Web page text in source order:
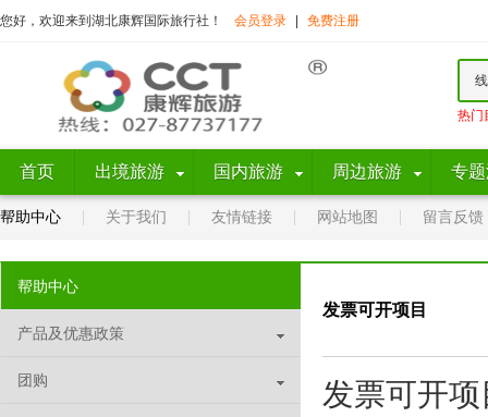
您好，欢迎来到湖北康辉国际旅行社！ 会员登录 免费注册
热门
首页 出境旅游 国内旅游 周边旅游 专
帮助中心 关于我们 友情链接 网站地图 留言反馈
帮助中心
产品及优惠政策
团购
发票可开项目
发票可开项